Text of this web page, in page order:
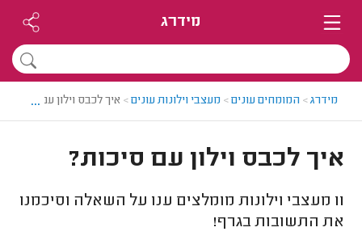
מידרג
מידרג> המומחים עונים> מעצבי וילונות עונים> איך לכבס וילון עם סיכות?
...
איך לכבס וילון עם סיכות?
11 מעצבי וילונות מומלצים ענו על השאלה וסיכמנו
את התשובות בגרף!